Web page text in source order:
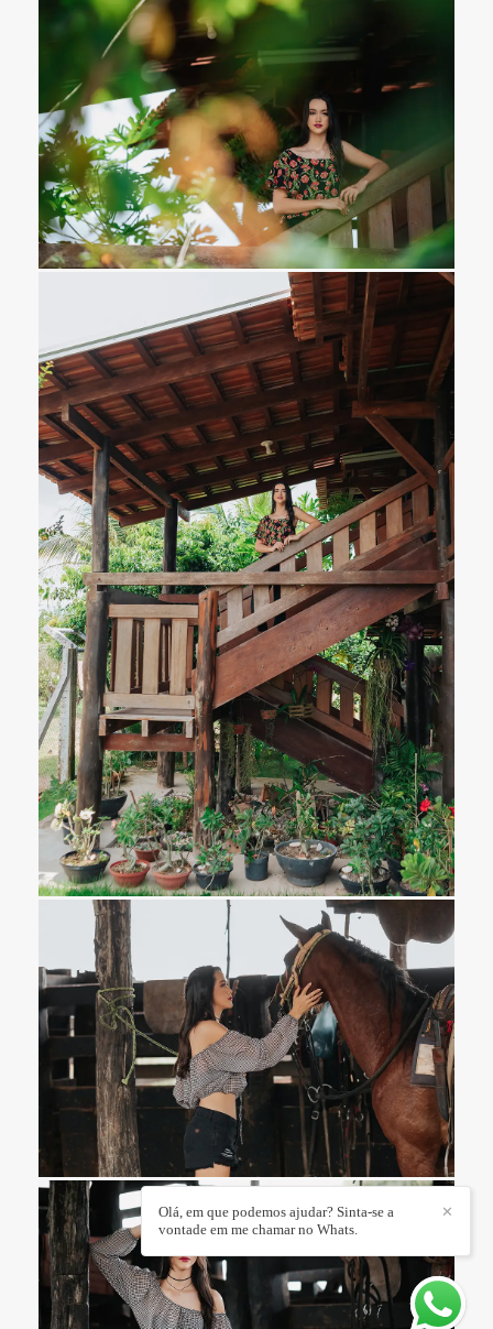
✕
Olá, em que podemos ajudar? Sinta-se a
vontade em me chamar no Whats.